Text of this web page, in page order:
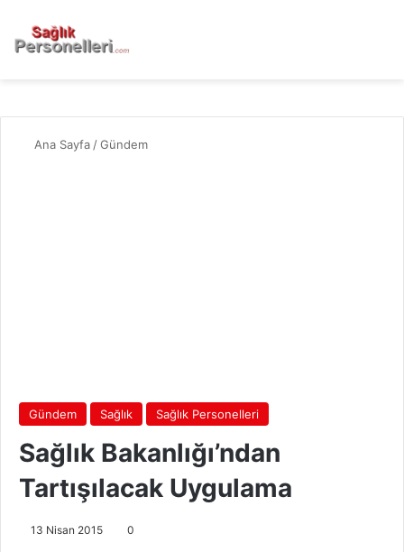
Ana Sayfa /Gündem
Gündem Sağlık Sağlık Personelleri
Sağlık Bakanlığı’ndan
Tartışılacak Uygulama
13 Nisan 2015 0